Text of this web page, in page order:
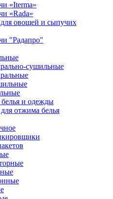
«Iterma»
«Rada»
овощей и сыпучих
"Радапро"
сушильные
и одежды
отжима белья